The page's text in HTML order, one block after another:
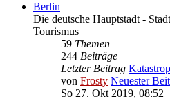
Berlin
Die deutsche Hauptstadt -
Tourismus
59 Themen
244 Beiträge
Letzter Beitrag
von Frosty Neuester
So 27. Okt 2019, 08:52